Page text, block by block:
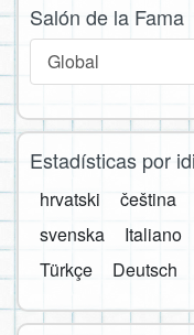
Salón de la Fama
Global
Estadísticas por
hrvatski čeština
svenska
Italiano
Türkçe
Deutsch